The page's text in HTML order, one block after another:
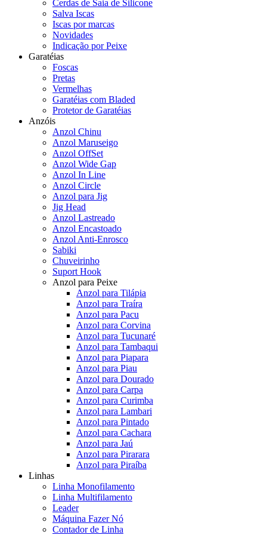
Cerdas de Saia de Silicone
Salva Iscas
Iscas por marcas
Novidades
Indicação por Peixe
Garatéias
Foscas
Pretas
Vermelhas
Garatéias com Bladed
Protetor de Garatéias
Anzóis
Anzol Chinu
Anzol Maruseigo
Anzol OffSet
Anzol Wide Gap
Anzol In Line
Anzol Circle
Anzol para Jig
Jig Head
Anzol Lastreado
Anzol Encastoado
Anzol Anti-Enrosco
Sabiki
Chuveirinho
Suport Hook
Anzol para Peixe
Anzol para Tilápia
Anzol para Traíra
Anzol para Pacu
Anzol para Corvina
Anzol para Tucunaré
Anzol para Tambaqui
Anzol para Piapara
Anzol para Piau
Anzol para Dourado
Anzol para Carpa
Anzol para Curimba
Anzol para Lambari
Anzol para Pintado
Anzol para Cachara
Anzol para Jaú
Anzol para Pirarara
Anzol para Piraíba
Linhas
Linha Monofilamento
Linha Multifilamento
Leader
Máquina Fazer Nó
Contador de Linha